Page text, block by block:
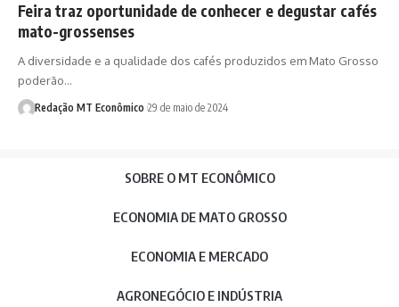
Feira traz oportunidade de conhecer e degustar cafés
mato-grossenses
A diversidade e a qualidade dos cafés produzidos em Mato Grosso
poderão…
Redação MT Econômico 29 de maio de 2024
SOBRE O MT ECONÔMICO
ECONOMIA DE MATO GROSSO
ECONOMIA E MERCADO
AGRONEGÓCIO E INDÚSTRIA